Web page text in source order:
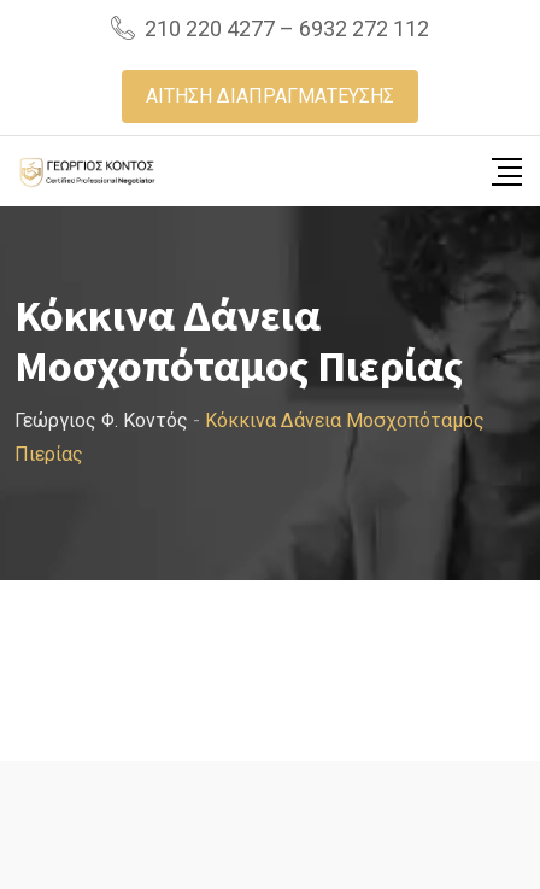
210 220 4277 – 6932 272 112
ΑΙΤΗΣΗ ΔΙΑΠΡΑΓΜΑΤΕΥΣΗΣ
Κόκκινα Δάνεια
Μοσχοπόταμος Πιερίας
Γεώργιος Φ. Κοντός - Κόκκινα Δάνεια Μοσχοπόταμος
Πιερίας